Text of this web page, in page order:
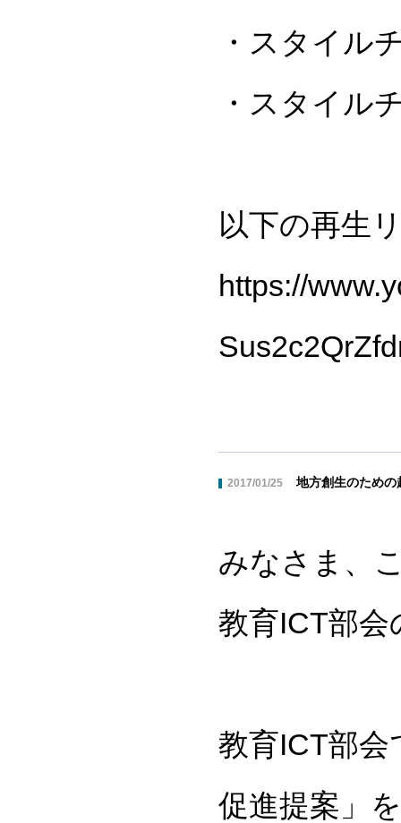
・スタイル
・スタイル
以下の再生
https://
2017/01/25 地方創生のための
みなさま、
教育ICT部会
教育ICT部
促進提案」